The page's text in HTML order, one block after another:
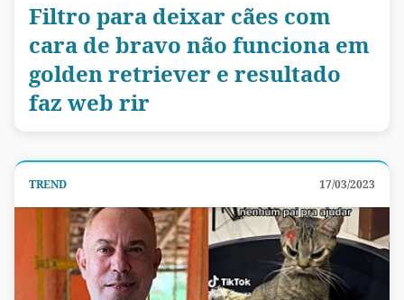
Filtro para deixar cães com
cara de bravo não funciona em
golden retriever e resultado
faz web rir
TREND 17/03/2023